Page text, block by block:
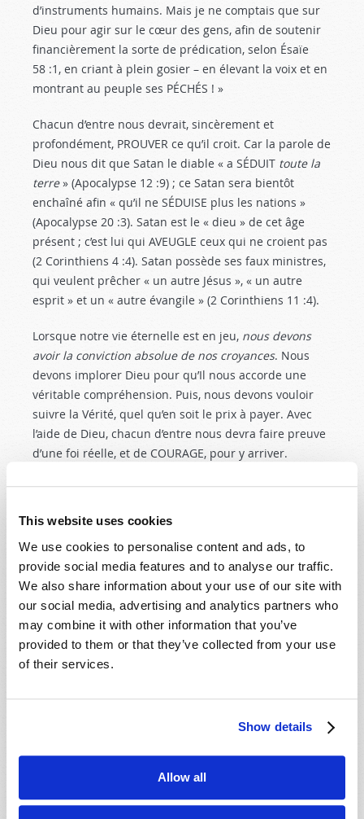
This website uses cookies
We use cookies to personalise content and ads, to
provide social media features and to analyse our traffic.
We also share information about your use of our site with
our social media, advertising and analytics partners who
may combine it with other information that you’ve
provided to them or that they’ve collected from your use
of their services.
Show details
Allow all
d’instruments humains. Mais je ne comptais que sur
Dieu pour agir sur le cœur des gens, afin de soutenir
financièrement la sorte de prédication, selon Ésaïe
58 :1 , en criant à plein gosier – en élevant la voix et en
montrant au peuple ses PÉCHÉS ! »
Chacun d’entre nous devrait, sincèrement et
profondément, PROUVER ce qu’il croit. Car la parole de
Dieu nous dit que Satan le diable « a SÉDUIT toute la
terre» (Apocalypse 12 :9) ; ce Satan sera bientôt
enchaîné afin « qu’il ne SÉDUISE plus les nations »
(Apocalypse 20 :3). Satan est le « dieu » de cet âge
présent ; c’est lui qui AVEUGLE ceux qui ne croient pas
(2 Corinthiens 4 :4). Satan possède ses faux ministres,
qui veulent prêcher « un autre Jésus », « un autre
esprit » et un « autre évangile » (2 Corinthiens 11 :4).
Lorsque notre vie éternelle est en jeu, nous devons
avoir la conviction absolue de nos croyances. Nous
devons implorer Dieu pour qu’Il nous accorde une
véritable compréhension. Puis, nous devons vouloir
suivre la Vérité, quel qu’en soit le prix à payer. Avec
l’aide de Dieu, chacun d’entre nous devra faire preuve
d’une foi réelle, et de COURAGE, pour y arriver.
AUTRES ARTICLES DANS CETTE REVUE